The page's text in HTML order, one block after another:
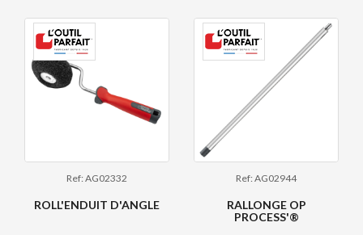
Ref: AG02332
ROLL'ENDUIT D'ANGLE
Ref: AG02944
RALLONGE OP
PROCESS'®